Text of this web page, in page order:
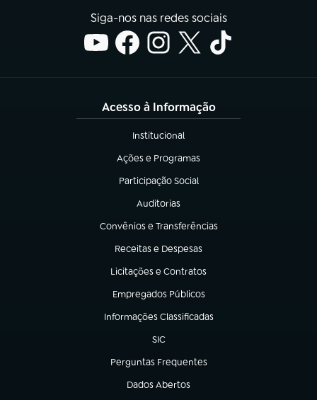
Siga-nos nas redes sociais
Acesso à Informação
Institucional
(abre em nova aba)
Ações e Programas
(abre em nova aba)
Participação Social
(abre em nova aba)
Auditorias
(abre em nova aba)
Convênios e Transferências
(abre em nova aba)
Receitas e Despesas
(abre em nova aba)
Licitações e Contratos
(abre em nova aba)
Empregados Públicos
(abre em nova aba)
Informações Classificadas
(abre em nova aba)
SIC
(abre em nova aba)
Perguntas Frequentes
(abre em nova aba)
Dados Abertos
(abre em nova aba)